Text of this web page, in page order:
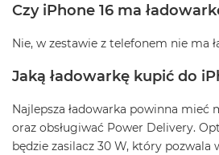
A
r
2
B
M
Czy iPhone 16 ma
Nie, w zestawie z telefonem nie ma
Jaką ładowarkę kupić do
Najlepsza ładowarka powinna
oraz obsługiwać Power Delivery.
będzie zasilacz 30 W, który pozwala